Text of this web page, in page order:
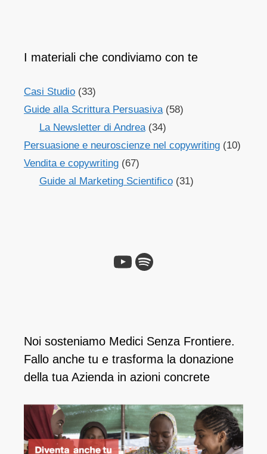
I materiali che condiviamo con te
Casi Studio (33)
Guide alla Scrittura Persuasiva(58)
La Newsletter di Andrea(34)
Persuasione e neuroscienze nel copywriting (10)
Vendita e copywriting (67)
Guide al Marketing Scientifico(31)
YouTube
Spotify
Noi sosteniamo Medici Senza Frontiere.
Fallo anche tu e ​trasforma la donazione
della tua Azienda in azioni concrete